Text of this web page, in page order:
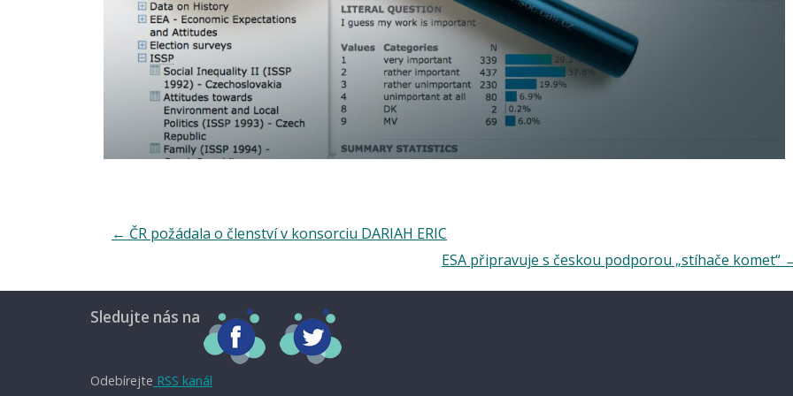
← ČR požádala o členství v konsorciu DARIAH ERIC
ESA připravuje s českou podporou „stíhače komet“
Sledujte nás na
Odebírejte RSS kanál